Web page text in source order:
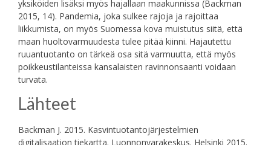
yksiköiden lisäksi myös hajallaan maakunnissa (Backman
2015, 14). Pandemia, joka sulkee rajoja ja rajoittaa
liikkumista, on myös Suomessa kova muistutus siitä, että
maan huoltovarmuudesta tulee pitää kiinni. Hajautettu
ruuantuotanto on tärkeä osa sitä varmuutta, että myös
poikkeustilanteissa kansalaisten ravinnonsaanti voidaan
turvata.
Lähteet
Backman J. 2015. Kasvintuotantojärjestelmien
digitalisaation tiekartta. Luonnonvarakeskus. Helsinki 2015.